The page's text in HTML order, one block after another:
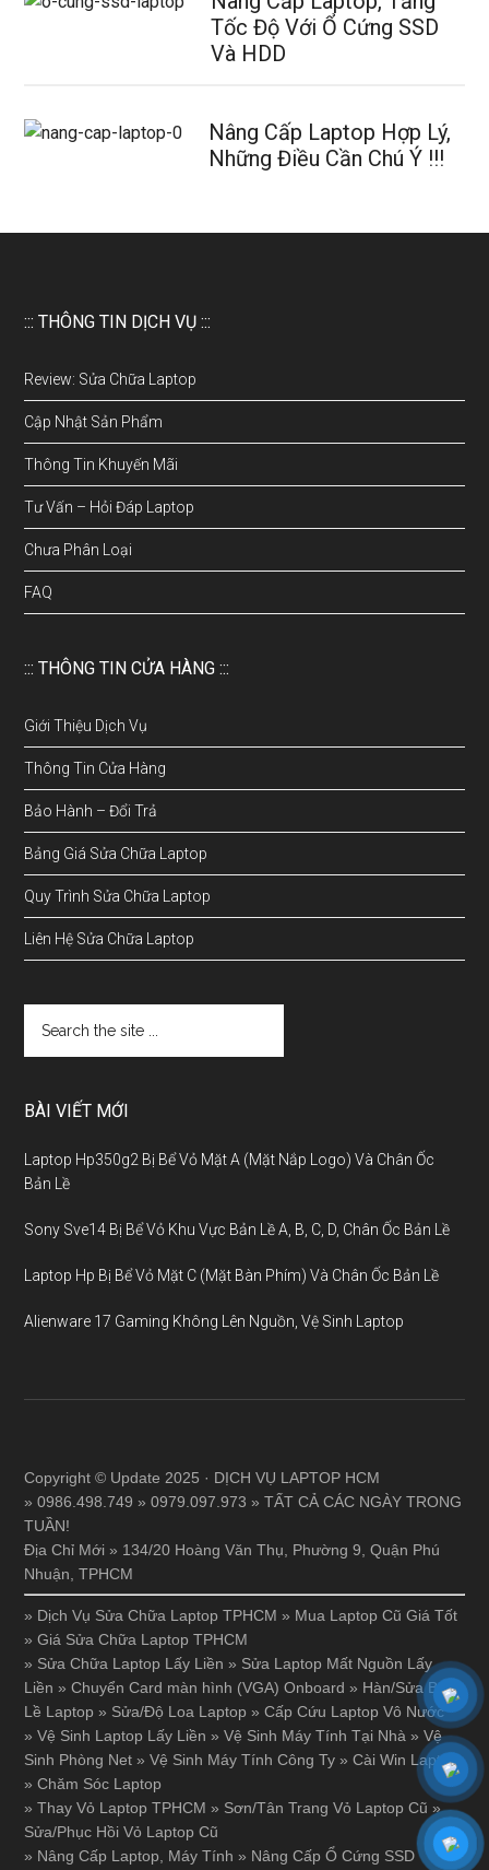
Tốc Độ Với Ổ Cứng SSD
Và HDD
Nâng Cấp Laptop Hợp Lý,
Những Điều Cần Chú Ý !!!
::: THÔNG TIN DỊCH VỤ :::
Review: Sửa Chữa Laptop
Cập Nhật Sản Phẩm
Thông Tin Khuyến Mãi
Tư Vấn – Hỏi Đáp Laptop
Chưa Phân Loại
FAQ
::: THÔNG TIN CỬA HÀNG :::
Giới Thiệu Dịch Vụ
Thông Tin Cửa Hàng
Bảo Hành – Đổi Trả
Bảng Giá Sửa Chữa Laptop
Quy Trình Sửa Chữa Laptop
Liên Hệ Sửa Chữa Laptop
BÀI VIẾT MỚI
Laptop Hp350g2 Bị Bể Vỏ Mặt A (Mặt Nắp Logo) Và Chân Ốc
Bản Lề
Sony Sve14 Bị Bể Vỏ Khu Vực Bản Lề A, B, C, D, Chân Ốc Bản Lề
Laptop Hp Bị Bể Vỏ Mặt C (Mặt Bàn Phím) Và Chân Ốc Bản Lề
Alienware 17 Gaming Không Lên Nguồn, Vệ Sinh Laptop
Copyright © Update 2025 · DỊCH VỤ LAPTOP HCM
» 0986.498.749 » 0979.097.973 » TẤT CẢ CÁC NGÀY TRONG
TUẦN!
Địa Chỉ Mới » 134/20 Hoàng Văn Thụ, Phường 9, Quận Phú
Nhuận, TPHCM
» Dịch Vụ Sửa Chữa Laptop TPHCM » Mua Laptop Cũ Giá Tốt
»Giá Sửa Chữa Laptop TPHCM
» Sửa Chữa Laptop Lấy Liền » Sửa Laptop Mất Nguồn Lấy
Liền »Chuyển Card màn hình (VGA) Onboard » Hàn/Sửa Bản
Lề Laptop » Sửa/Độ Loa Laptop »Cấp Cứu Laptop Vô Nước
»Vệ Sinh Laptop Lấy Liền »Vệ Sinh Máy Tính Tại Nhà »Vệ
Sinh Phòng Net »Vệ Sinh Máy Tính Công Ty »Cài Win Laptop
»Chăm Sóc Laptop
»Thay Vỏ Laptop TPHCM » Sơn/Tân Trang Vỏ Laptop Cũ »
Sửa/Phục Hồi Vỏ Laptop Cũ
» Nâng Cấp Laptop, Máy Tính » Nâng Cấp Ổ Cứng SSD